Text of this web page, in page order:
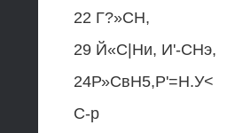
22 Г?»СН,
29 Й«С|Ни, И'-СНэ,
24Р»СвН5,Р'=Н.У<
С-р